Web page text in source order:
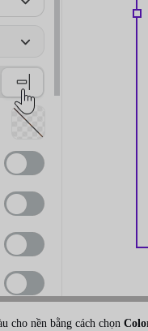
cho nền bằng cách chọn